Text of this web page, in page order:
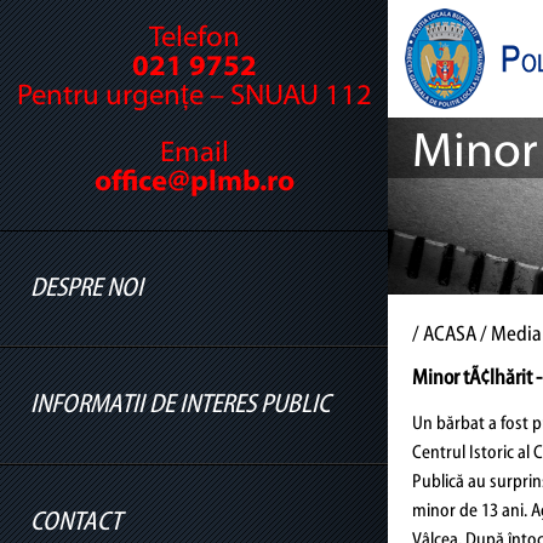
Telefon
021 9752
Pentru urgențe – SNUAU 112
Email
office@plmb.ro
DESPRE NOI
Cine suntem
Legislație
Conducere
INFORMATII DE INTERES PUBLIC
Informatii legislatie
CONTACT
Minor
/ ACASA/
Minor tÃ¢lhărit
Un bărbat a fost
Centrul Istoric al
Publică au
minor de 13 ani.